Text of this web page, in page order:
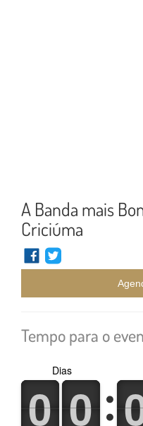
A Banda mais
Criciúma
Tempo para o
0
0
1
1 0
0
1
1
Dias